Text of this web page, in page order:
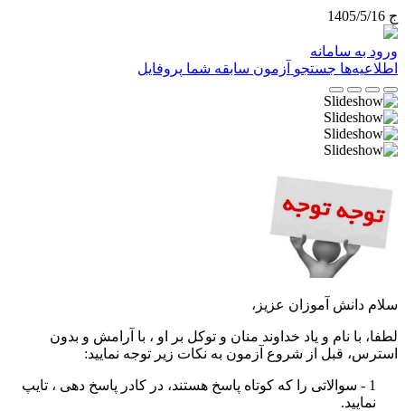
ج 1405/5/16
ورود به سامانه
اطلاعیه‌ها جستجو آزمون سابقه شما پروفایل
سلام دانش آموزان عزیز،
لطفا، با نام و یاد خداوند منان و توکل بر او ، با آرامش و بدون
استرس، قبل از شروع آزمون به نکات زیر توجه نمایید:
1 - سوالاتی را که کوتاه پاسخ هستند، در کادر پاسخ دهی ، تایپ
نمایید.